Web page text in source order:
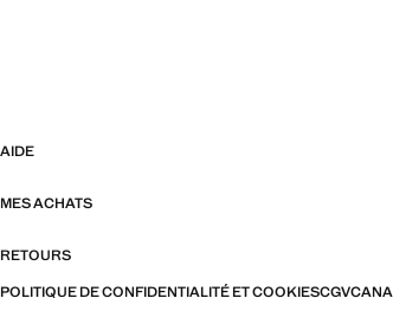
AIDE
MES ACHATS
RETOURS
POLITIQUE DE CONFIDENTIALITÉ ET COOKIESCGV